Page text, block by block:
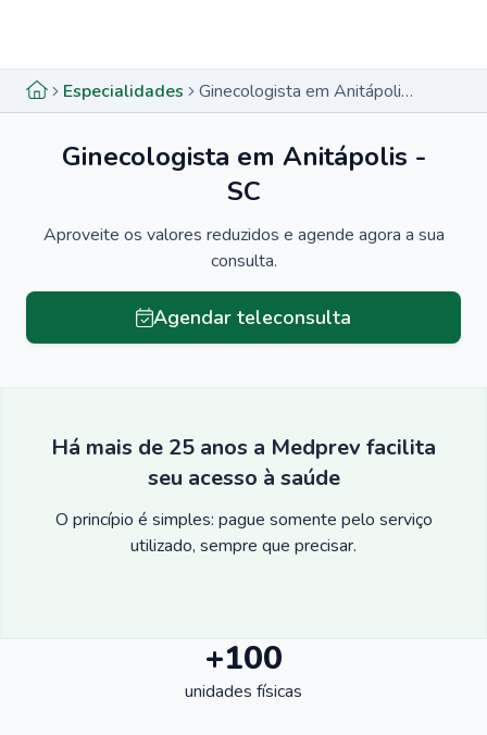
Especialidades Ginecologista em Anitápolis - SC
Ginecologista em Anitápolis -
SC
Aproveite os valores reduzidos e agende agora a sua
consulta.
Agendar teleconsulta
Há mais de 25 anos a Medprev facilita
seu acesso à saúde
O princípio é simples: pague somente pelo serviço
utilizado, sempre que precisar.
+100
unidades físicas